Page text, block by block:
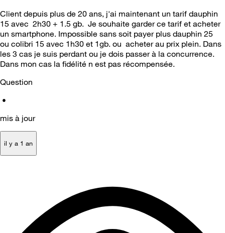
Client depuis plus de 20 ans, j'ai maintenant un tarif dauphin
15 avec 2h30 + 1.5 gb. Je souhaite garder ce tarif et acheter
un smartphone. Impossible sans soit payer plus dauphin 25
ou colibri 15 avec 1h30 et 1gb. ou acheter au prix plein. Dans
les 3 cas je suis perdant ou je dois passer à la concurrence.
Dans mon cas la fidélité n est pas récompensée.
Question
•
mis à jour
il y a 1 an